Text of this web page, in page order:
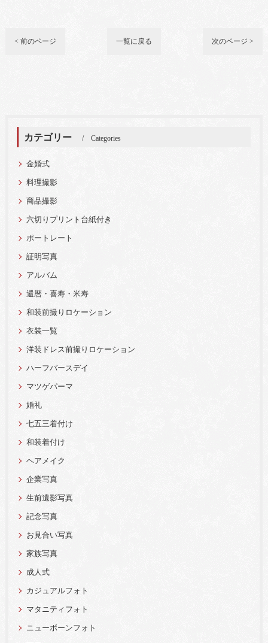
< 前のページ 一覧に戻る 次のページ >
カテゴリー Categories
金婚式
料理撮影
商品撮影
六切りプリント台紙付き
ポートレート
証明写真
アルバム
還暦・喜寿・米寿
和装前撮りロケーション
衣装一覧
洋装ドレス前撮りロケーション
ハーフバースデイ
マツゲパーマ
婚礼
七五三着付け
和装着付け
ヘアメイク
企業写真
生前遺影写真
記念写真
お見合い写真
家族写真
成人式
カジュアルフォト
マタニティフォト
ニューボーンフォト